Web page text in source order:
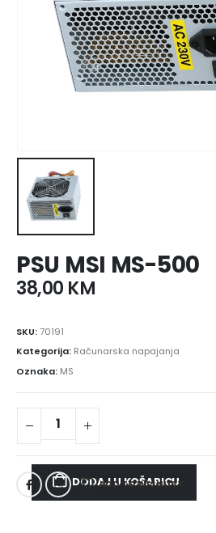
PSU MSI MS-500
38,00 KM
SKU:70191
Kategorija: Računarska napajanja
Oznaka: MS
DODAJ U KOŠARICU
ADD TO WISHLIST